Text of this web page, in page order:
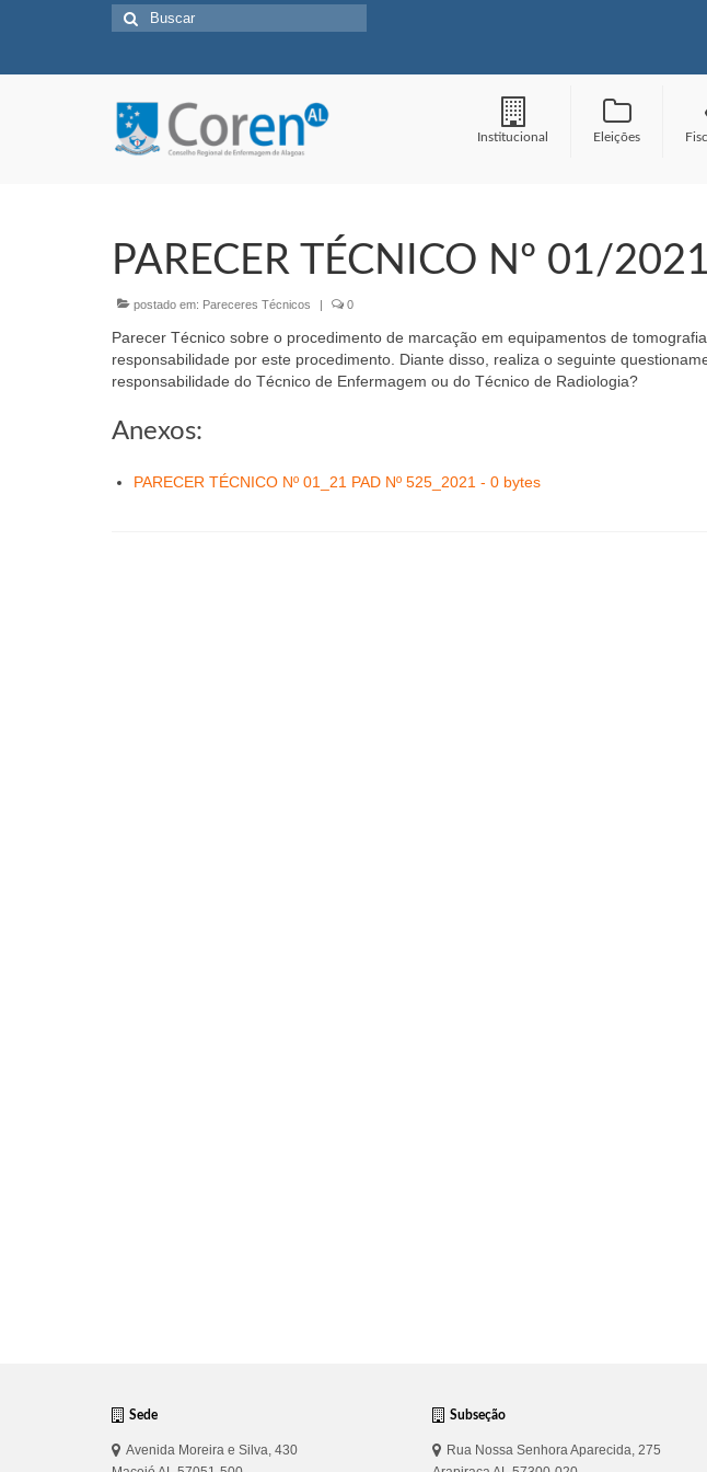
Buscar
por:
Institucional Eleições
PARECER TÉCNICO Nº 01/
postado em: Pareceres Técnicos | 0
Parecer Técnico sobre o procedimento de marcação em equipamentos de
responsabilidade por este procedimento. Diante disso, realiza o seguinte
responsabilidade do Técnico de Enfermagem ou do Técnico de Radiologia?
Anexos:
PARECER TÉCNICO Nº 01_21 PAD Nº 525_2021 - 0 bytes
Sede
Avenida Moreira e Silva, 430
Subseção
Rua Nossa Senhora Aparecida, 275